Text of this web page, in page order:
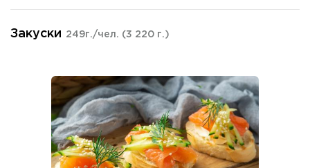
Закуски 249г./чел. (3 220 г.)